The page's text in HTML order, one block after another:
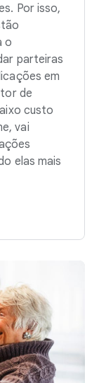
Por isso,
o
parteiras
em
de
custo
vai
elas mais